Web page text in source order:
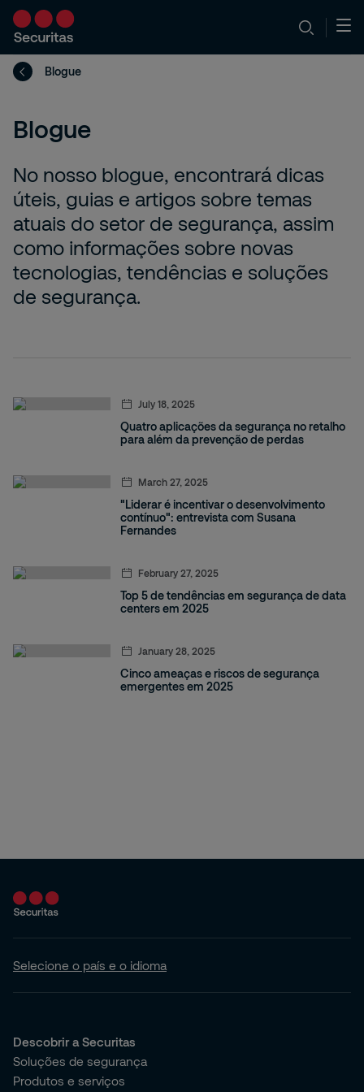
Blogue
Blogue
No nosso blogue, encontrará dicas
úteis, guias e artigos sobre temas
atuais do setor de segurança, assim
como informações sobre novas
tecnologias, tendências e soluções
de segurança.
July 18, 2025
Quatro aplicações da segurança no retalho
para além da prevenção de perdas
March 27, 2025
"Liderar é incentivar o desenvolvimento
contínuo": entrevista com Susana
Fernandes
February 27, 2025
Top 5 de tendências em segurança de data
centers em 2025
January 28, 2025
Cinco ameaças e riscos de segurança
emergentes em 2025
Selecione o país e o idioma
Descobrir a Securitas
Soluções de segurança
Produtos e serviços